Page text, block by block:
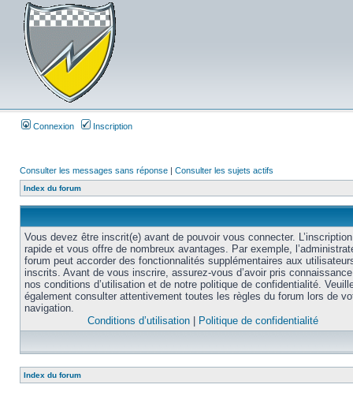
Connexion Inscription
Consulter les messages sans réponse | Consulter les sujets actifs
Index du forum
Vous devez être inscrit(e) avant de pouvoir vous connecter.
rapide et vous offre de nombreux avantages. Par exemple,
forum peut accorder des fonctionnalités supplémentaires aux
inscrits. Avant de vous inscrire, assurez-vous d’avoir pris
nos conditions d’utilisation et de notre politique de confidentialité.
également consulter attentivement toutes les règles du forum lors de
navigation.
Conditions d’utilisation
Politique de confidentialité
Index du forum